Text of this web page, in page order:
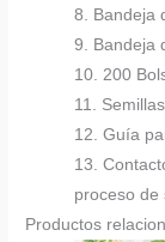
8. Bandeja
9. Bandeja
10. 200
11.
12. Guía
13.
proceso de
Productos